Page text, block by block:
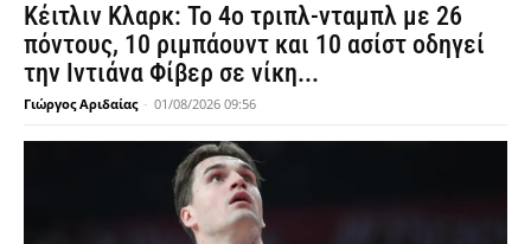
Κέιτλιν Κλαρκ: Το 4ο τριπλ-νταμπλ με 26
πόντους, 10 ριμπάουντ και 10 ασίστ οδηγεί
την Ιντιάνα Φίβερ σε νίκη...
Γιώργος Αριδαίας - 01/08/2026 09:56